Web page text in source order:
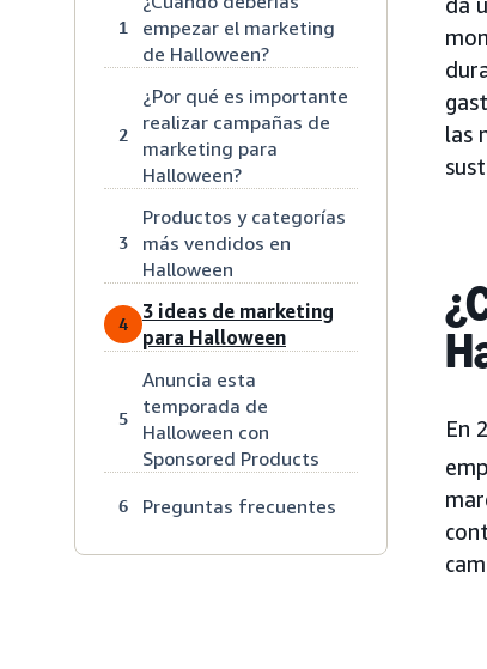
1
empezar el marketing
de Halloween?
2
¿Por qué es importante
realizar campañas de
marketing para
Halloween?
3
Productos y categorías
más vendidos en
Halloween
4
3 ideas de marketing
para Halloween
5
Anuncia esta
temporada de
Halloween con
Sponsored Products
6 Preguntas frecuentes
las
En